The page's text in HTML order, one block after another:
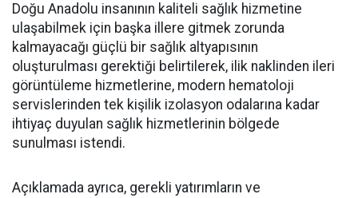
Doğu Anadolu insanının kaliteli sağlık hizmetine
ulaşabilmek için başka illere gitmek zorunda
kalmayacağı güçlü bir sağlık altyapısının
oluşturulması gerektiği belirtilerek, ilik naklinden ileri
görüntüleme hizmetlerine, modern hematoloji
servislerinden tek kişilik izolasyon odalarına kadar
ihtiyaç duyulan sağlık hizmetlerinin bölgede
sunulması istendi.
Açıklamada ayrıca, gerekli yatırımların ve